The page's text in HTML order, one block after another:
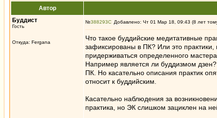
Автор
Буддист
Гость
Откуда: Fergana
№388293 Добавлено: Чт 01 Мар 18, 09:43 (8 лет
Что такое буддийские медитативные
зафиксированы в ПК? Или это
придерживаться определенного
Например является ли буддизмом дзен?
ПК. Но касательно описания практик
относит к буддийским.
Касательно наблюдения за
практика, но ЭК слишком зациклен на